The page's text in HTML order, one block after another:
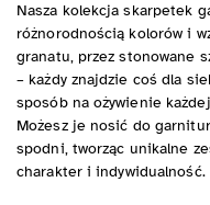
Nasza kolekcja skarpetek
różnorodnością kolorów i
granatu, przez stonowane
– każdy znajdzie coś dla
sposób na ożywienie
Możesz je nosić do
spodni, tworząc unikalne
charakter i indywidualność.